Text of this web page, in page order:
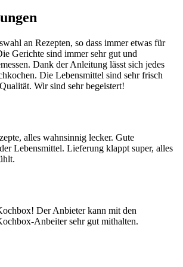
an Rezepten, so dass immer etwas für
Gerichte sind immer sehr gut und
Dank der Anleitung lässt sich jedes
Die Lebensmittel sind sehr frisch
Wir sind sehr begeistert!
alles wahnsinnig lecker. Gute
Lebensmittel. Lieferung klappt super, alles
Der Anbieter kann mit den
Anbeiter sehr gut mithalten.